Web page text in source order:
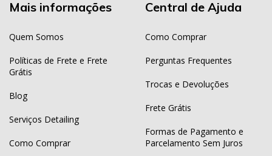
Mais informações
Quem Somos
Políticas de Frete e Frete
Grátis
Blog
Serviços Detailing
Como Comprar
Central de Ajuda
Como Comprar
Perguntas Frequentes
Trocas e Devoluções
Frete Grátis
Formas de Pagamento e
Parcelamento Sem Juros